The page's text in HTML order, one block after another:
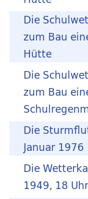
Die
zum Bau
Hütte
Die
zum Bau
Die
Januar 1976
Die
1949, 18 Uhr